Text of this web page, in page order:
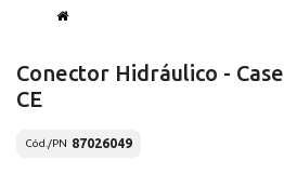
Conector Hidráulico - Case
CE
Cód./PN 87026049